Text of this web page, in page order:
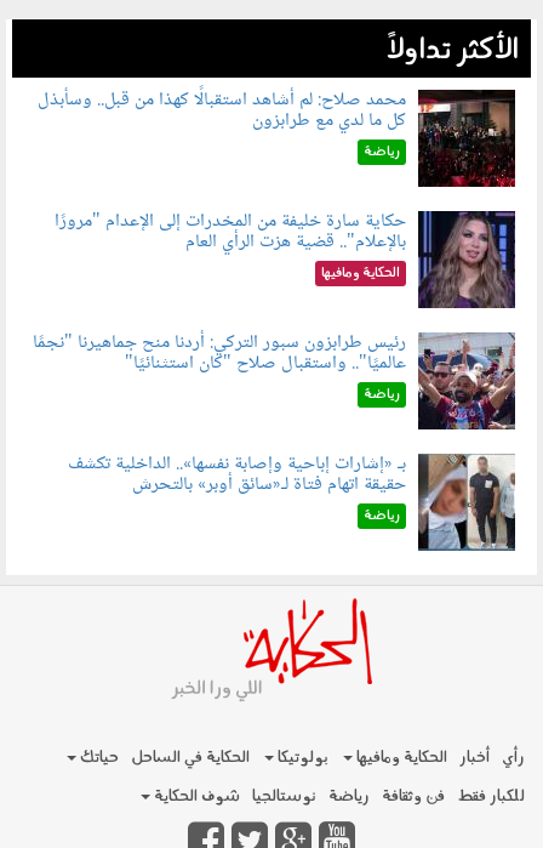
الأكثر تداولاً
060802.jpg
محمد صلاح: لم أشاهد استقبالًا كهذا من قبل.. وسأبذل
كل ما لدي مع طرابزون
رياضة
060801.jpeg
حكاية سارة خليفة من المخدرات إلى الإعدام "مرورًا
بالإعلام".. قضية هزت الرأي العام
الحكاية ومافيها
060803.jpg
رئيس طرابزون سبور التركي: أردنا منح جماهيرنا "نجمًا
عالميًا".. واستقبال صلاح "كان استثنائيًا"
رياضة
060804.jpg
بـ «إشارات إباحية وإصابة نفسها».. الداخلية تكشف
حقيقة اتهام فتاة لـ«سائق أوبر» بالتحرش
رياضة
رأي أخبار الحكاية ومافيها بولوتيكا الحكاية في الساحل
حياتك
للكبار فقط فن وثقافة رياضة نوستالجيا شوف الحكاية